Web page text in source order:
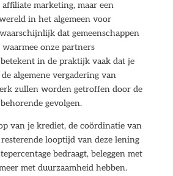
marketing, maar een
in het algemeen voor
dat gemeenschappen
onze partners
in de praktijk vaak dat je
algemene vergadering van
zullen worden getroffen door de
gevolgen.
van je krediet, de coördinatie van
looptijd van deze lening
bedraagt, beleggen met
met duurzaamheid hebben.